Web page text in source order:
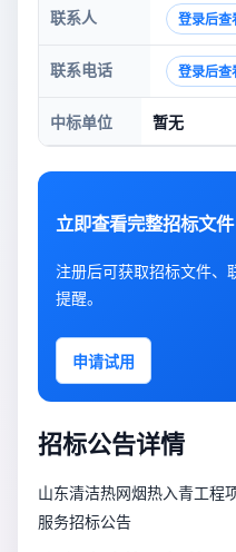
联系人 登录后查
联系电话 登录后查
中标单位 暂无
立即查看完整招标文件
注册后可获取招标文件、
提醒。
申请试用
招标公告详情
山东清洁热网烟热入青工程
服务招标公告